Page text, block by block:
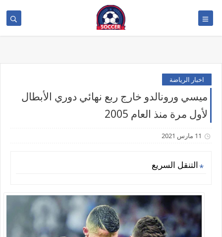
اخبار الرياضة
ميسي ورونالدو خارج ربع نهائي دوري الأبطال
لأول مرة منذ العام 2005
11 مارس 2021
التنقل السريع